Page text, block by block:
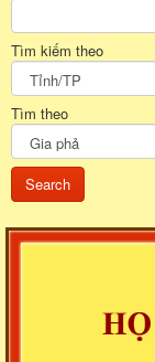
Tìm kiếm theo
Tìm theo